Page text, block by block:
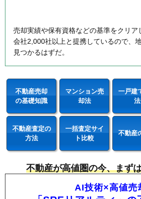
売却実績や保有資格などの基準をクリア
会社2,000社以上と提携しているので、
見つかるはずだ。
不動産売却
の基礎知識
マンション売
却法
一戸建
法
不動産査定の
方法
一括査定サイ
ト比較
不動産
不動産が高値圏の今、まず
AI技術×高値売